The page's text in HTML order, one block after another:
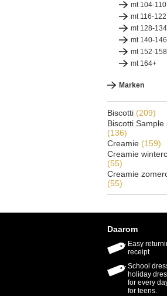
mt 104-110
mt 116-122
mt 128-134
mt 140-146
mt 152-158
mt 164+
Marken
Biscotti (209)
Biscotti Sample
(136)
Creamie (159)
Creamie
(55)
Creamie
(55)
Daarom
Easy
receipt
School
holiday
for every
for teens.